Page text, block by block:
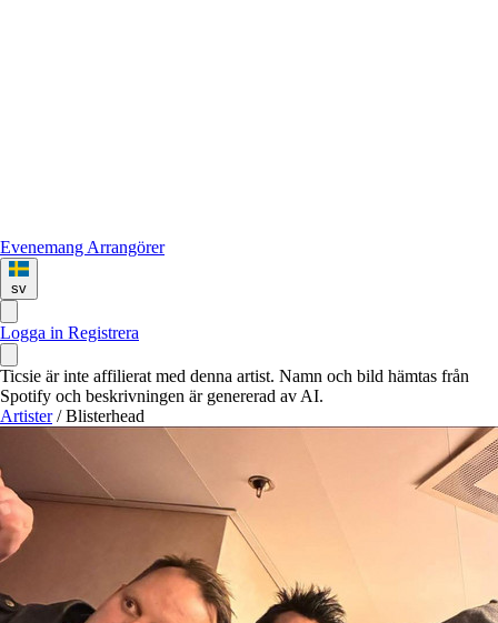
Evenemang Arrangörer
sv
Logga in Registrera
Ticsie är inte affilierat med denna artist. Namn och bild hämtas från
Spotify och beskrivningen är genererad av AI.
Artister / Blisterhead